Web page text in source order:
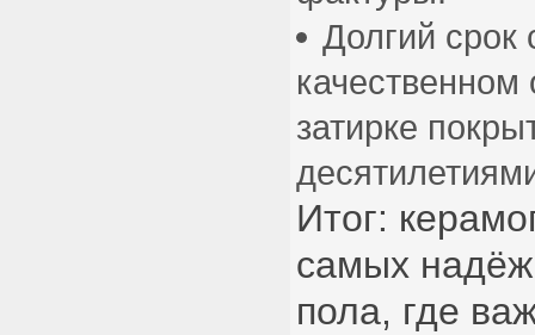
Долгий
качественном
затирке
Итог:
самых
пола, где